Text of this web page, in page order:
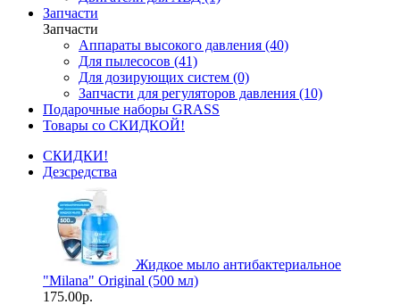
Запчасти
Запчасти
Аппараты высокого давления (40)
Для пылесосов (41)
Для дозирующих систем (0)
Запчасти для регуляторов давления (10)
Подарочные наборы GRASS
Товары со СКИДКОЙ!
СКИДКИ!
Дезсредства
Жидкое мыло антибактериальное
"Milana" Original (500 мл)
175.00р.